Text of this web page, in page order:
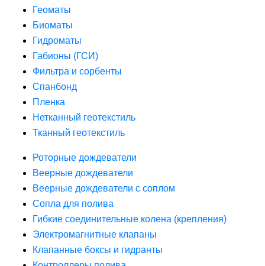
Геоматы
Биоматы
Гидроматы
Габионы (ГСИ)
Фильтра и сорбенты
Спанбонд
Пленка
Нетканный геотекстиль
Тканный геотекстиль
Роторные дождеватели
Веерные дождеватели
Веерные дождеватели с соплом
Сопла для полива
Гибкие соединительные колена (крепления)
Электромагнитные клапаны
Клапанные боксы и гидранты